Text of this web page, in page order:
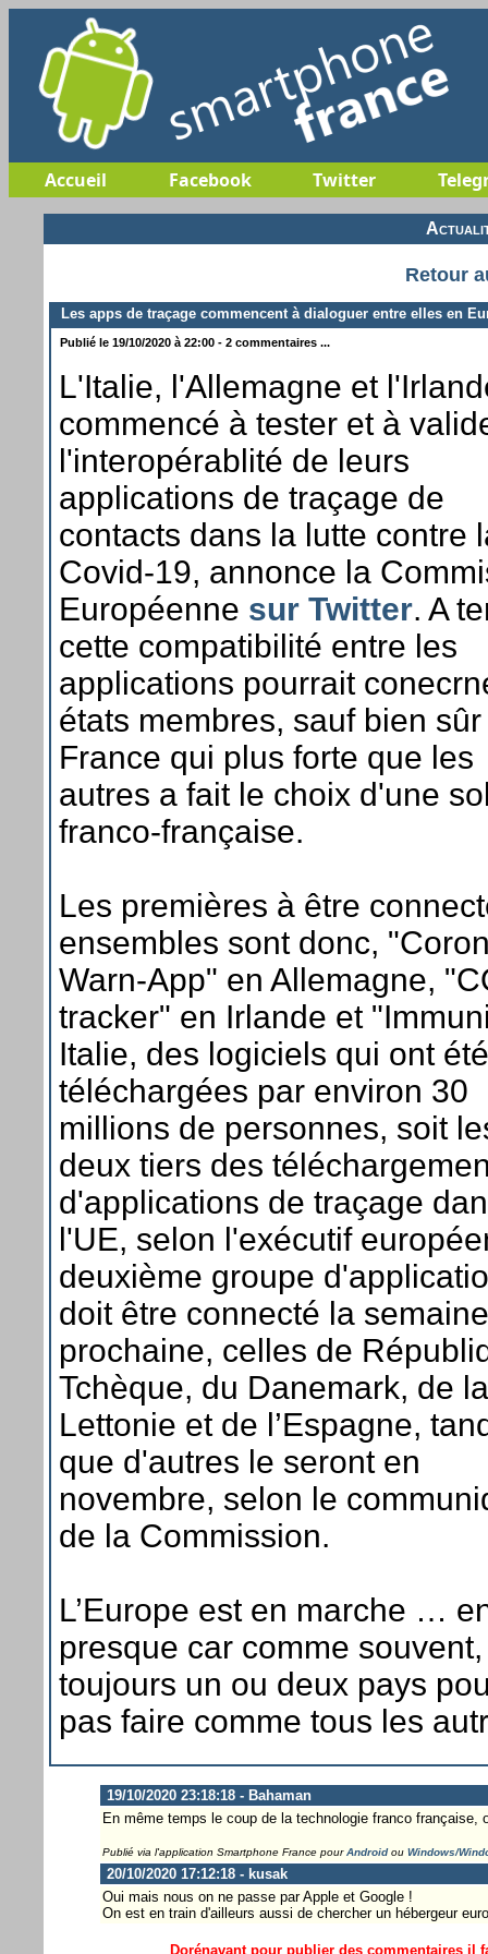
Accueil Facebook Twitter
Retour
Les apps de traçage commencent à dialoguer entre elles en
Publié le 19/10/2020 à 22:00 - 2 commentaires ...
L'Italie, l'Allemagne et
commencé à tester et à
l'interopérablité de leurs
applications de traçage de
contacts dans la lutte contre
Covid-19, annonce la
Européenne sur Twitter. A
cette compatibilité entre les
applications pourrait
états membres, sauf bien
France qui plus forte que les
autres a fait le choix d'une
franco-française.
Les premières à être
ensembles sont donc,
Warn-App" en Allemagne,
tracker" en Irlande et
Italie, des logiciels qui ont été
téléchargées par environ 30
millions de personnes, soit
deux tiers des
d'applications de traçage
l'UE, selon l'exécutif
deuxième groupe
doit être connecté la semaine
prochaine, celles de
Tchèque, du Danemark, de la
Lettonie et de l’Espagne,
que d'autres le seront en
novembre, selon le
de la Commission.
L’Europe est en marche …
presque car comme
toujours un ou deux pays
pas faire comme tous les
19/10/2020 23:18:18 - Bahaman
En même temps le coup de la technologie franco française,
Publié via l'application Smartphone France pourAndroidou Windows/
20/10/2020 17:12:18 - kusak
Oui mais nous on ne passe par Apple et Google !
On est en train d'ailleurs aussi de chercher un hébergeur
Dorénavant pour publier des commentaires il